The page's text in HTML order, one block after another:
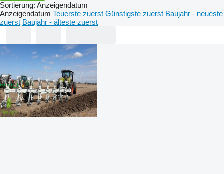
Sortierung: Anzeigendatum
Anzeigendatum Teuerste zuerst Günstigste zuerst Baujahr - neueste
zuerst Baujahr - älteste zuerst